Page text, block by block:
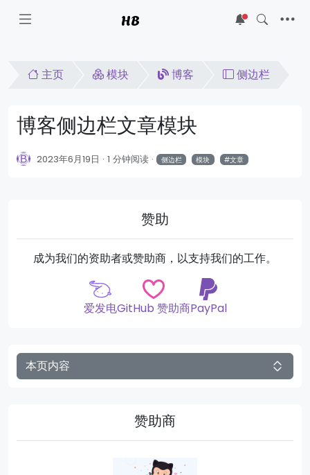
HB 5
主页 模块 博客 侧边栏
博客侧边栏文章模块
2023年6月19日 1 分钟阅读 侧边栏 模块 文章
赞助
成为我们的资助者或赞助商，以支持我们的工作。
爱发电GitHub 赞助商PayPal
本页内容
赞助商